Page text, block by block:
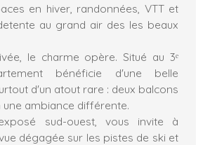
en hiver, randonnées, VTT et
au grand air des les beaux
le charme opère. Situé au 3ᵉ
bénéficie d'une belle
d'un atout rare : deux balcons
ambiance différente.
sud-ouest, vous invite à
dégagée sur les pistes de ski et